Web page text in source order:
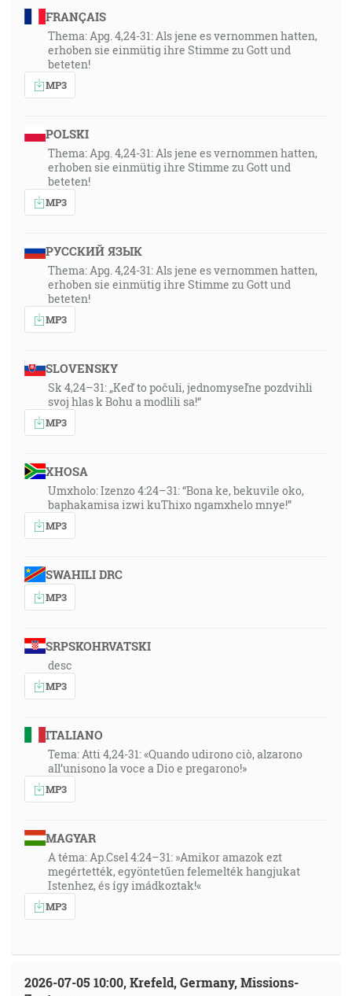
FRANÇAIS
Thema: Apg. 4,24-31: Als jene es vernommen hatten,
erhoben sie einmütig ihre Stimme zu Gott und
beteten!
MP3
POLSKI
Thema: Apg. 4,24-31: Als jene es vernommen hatten,
erhoben sie einmütig ihre Stimme zu Gott und
beteten!
MP3
РУССКИЙ ЯЗЫК
Thema: Apg. 4,24-31: Als jene es vernommen hatten,
erhoben sie einmütig ihre Stimme zu Gott und
beteten!
MP3
SLOVENSKY
Sk 4,24–31: „Keď to počuli, jednomyseľne pozdvihli
svoj hlas k Bohu a modlili sa!“
MP3
XHOSA
Umxholo: Izenzo 4:24–31: “Bona ke, bekuvile oko,
baphakamisa izwi kuThixo ngamxhelo mnye!”
MP3
SWAHILI DRC
MP3
SRPSKOHRVATSKI
desc
MP3
ITALIANO
Tema: Atti 4,24-31: «Quando udirono ciò, alzarono
all’unisono la voce a Dio e pregarono!»
MP3
MAGYAR
A téma: Ap.Csel 4:24–31: »Amikor amazok ezt
megértették, egyöntetűen felemelték hangjukat
Istenhez, és így imádkoztak!«
MP3
2026-07-05 10:00, Krefeld, Germany, Missions-